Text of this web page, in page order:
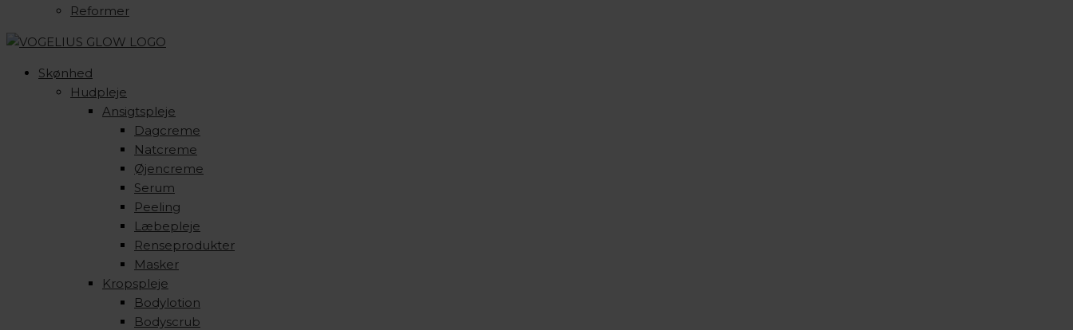
Reformer
Skønhed
Hudpleje
Ansigtspleje
Dagcreme
Natcreme
Øjencreme
Serum
Peeling
Læbepleje
Renseprodukter
Masker
Kropspleje
Bodylotion
Bodyscrub